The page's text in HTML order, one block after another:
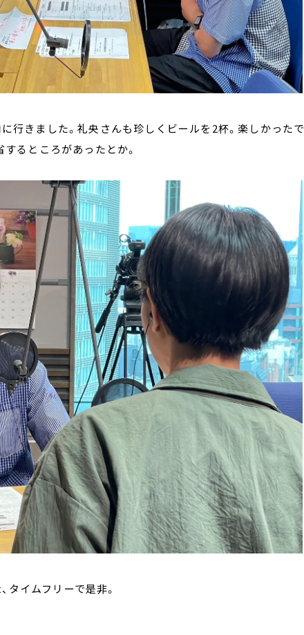
行きました。礼央さんも珍しくビールを2杯。楽しかったで
するところがあったとか。
イムフリーで是非。